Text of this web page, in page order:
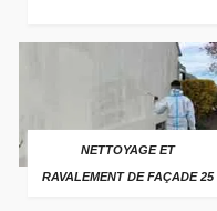
NETTOYAGE ET
RAVALEMENT DE FAÇADE 25